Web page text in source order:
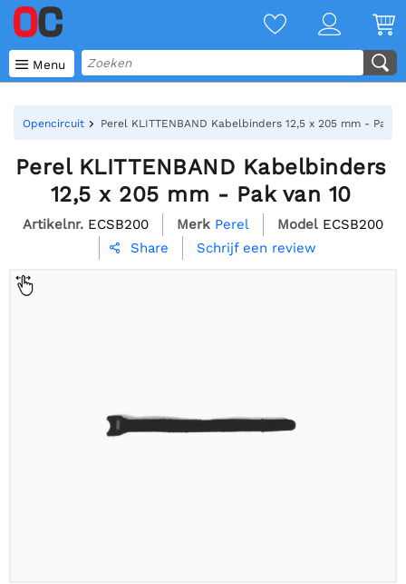
 Menu
Opencircuit Perel KLITTENBAND Kabelbinders 12,5 x 205 mm - Pak
Perel KLITTENBAND Kabelbinders
12,5 x 205 mm - Pak van 10
Artikelnr. ECSB200 Merk Perel Model ECSB200
 Share Schrijf een review